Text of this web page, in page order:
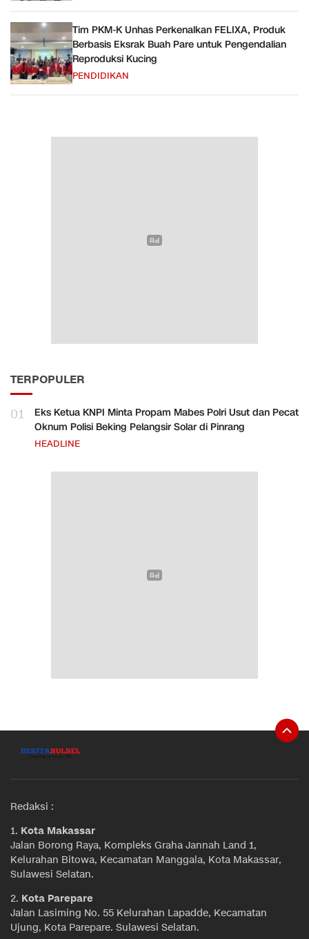
Tim PKM-K Unhas Perkenalkan FELIXA, Produk
Berbasis Eksrak Buah Pare untuk Pengendalian
Reproduksi Kucing
PENDIDIKAN
TERPOPULER
01
Eks Ketua KNPI Minta Propam Mabes Polri Usut dan Pecat
Oknum Polisi Beking Pelangsir Solar di Pinrang
HEADLINE
Redaksi :
1. Kota Makassar
Jalan Borong Raya, Kompleks Graha Jannah Land 1,
Kelurahan Bitowa, Kecamatan Manggala, Kota Makassar,
Sulawesi Selatan.
2. Kota Parepare
Jalan Lasiming No. 55 Kelurahan Lapadde, Kecamatan
Ujung, Kota Parepare. Sulawesi Selatan.